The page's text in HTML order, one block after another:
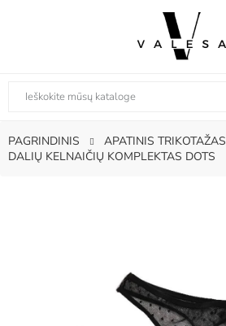
PAGRINDINIS APATINIS TRIKOTAŽAS
DALIŲ KELNAIČIŲ KOMPLEKTAS DOTS